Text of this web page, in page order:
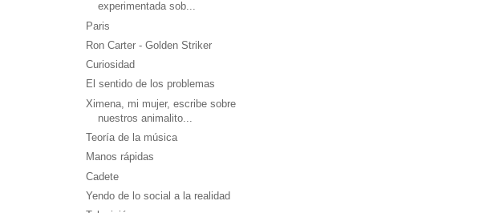
experimentada sob...
Paris
Ron Carter - Golden Striker
Curiosidad
El sentido de los problemas
Ximena, mi mujer, escribe sobre
nuestros animalito...
Teoría de la música
Manos rápidas
Cadete
Yendo de lo social a la realidad